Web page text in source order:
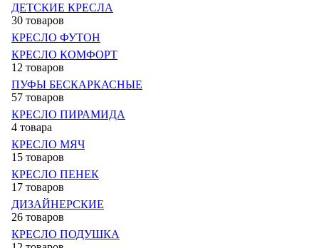
ДЕТСКИЕ КРЕСЛА
30 товаров
КРЕСЛО ФУТОН
КРЕСЛО КОМФОРТ
12 товаров
ПУФЫ БЕСКАРКАСНЫЕ
57 товаров
КРЕСЛО ПИРАМИДА
4 товара
КРЕСЛО МЯЧ
15 товаров
КРЕСЛО ПЕНЕК
17 товаров
ДИЗАЙНЕРСКИЕ
26 товаров
КРЕСЛО ПОДУШКА